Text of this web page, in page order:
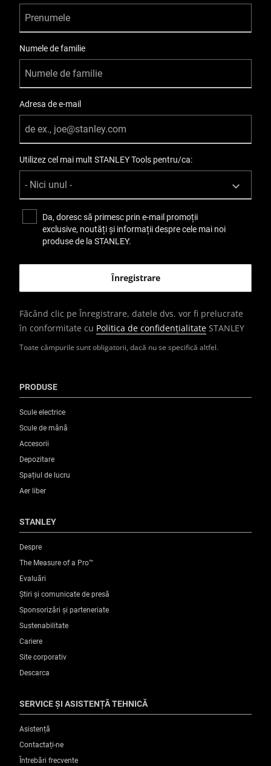
Standarde/norme
EU standards compliants
Used with Percussion Screwdriver?
No
Wall Type
Toate câmpurile sunt obligatorii, dacă nu se specifică altfel.
Numele de familie
Adresa de e-mail
Utilizez cel mai mult STANLEY Tools pentru/ca:
Da, doresc să primesc prin e-mail promoții
exclusive, noutăți și informații despre cele mai noi
produse de la STANLEY.
Făcând clic pe Înregistrare, datele dvs. vor fi prelucrate
în conformitate cu Politica de confidențialitate STANLEY
PRODUSE
Scule electrice
Scule de mână
Accesorii
Depozitare
Spațiul de lucru
Aer liber
STANLEY
Despre
The Measure of a Pro™
Evaluări
Știri și comunicate de presă
Sponsorizări și parteneriate
Sustenabilitate
Cariere
Site corporativ
Descarca
SERVICE ȘI ASISTENȚĂ TEHNICĂ
Asistență
Contactați-ne
Întrebări frecvente